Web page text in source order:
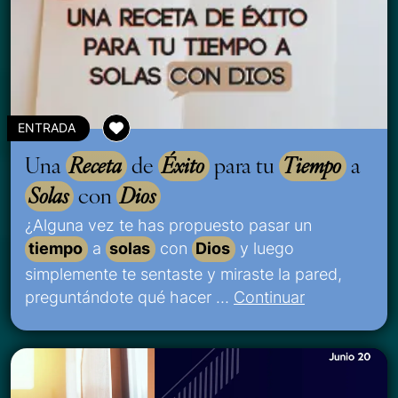
ENTRADA
Una Receta de Éxito para tu Tiempo a
Solas con Dios
¿Alguna vez te has propuesto pasar un
tiempo a solas con Dios y luego
simplemente te sentaste y miraste la pared,
preguntándote qué hacer … Continuar